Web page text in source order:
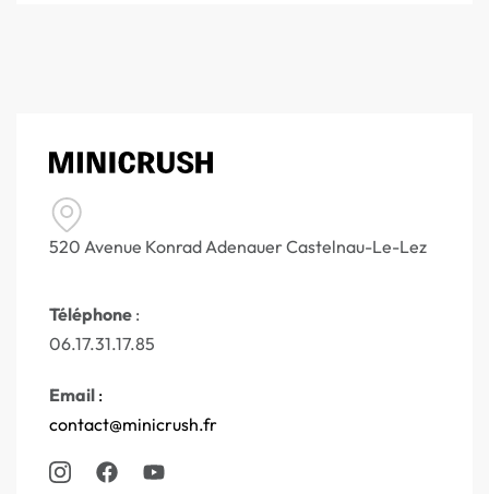
520 Avenue Konrad Adenauer Castelnau-Le-Lez
Téléphone :
06.17.31.17.85
Email :
contact@minicrush.fr